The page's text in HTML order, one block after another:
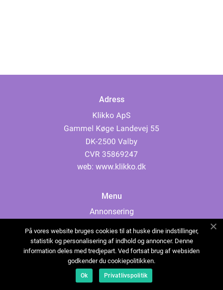
Adress
web: www.klikko.dk
Menu
Annonsering
Cookies
Kontakta oss
Sitemap
På vores website bruges cookies til at huske dine indstillinger,
statistik og personalisering af indhold og annoncer. Denne
information deles med tredjepart. Ved fortsat brug af websiden
godkender du cookiepolitikken.
Ok Privatlivspolitik